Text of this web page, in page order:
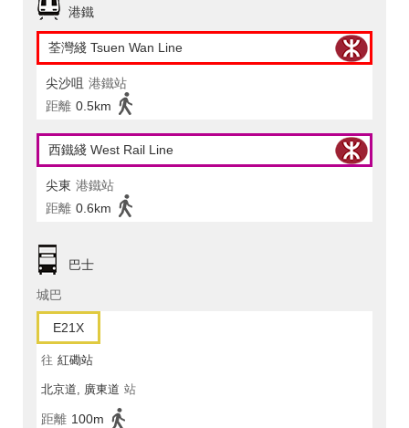
港鐵
荃灣綫 Tsuen Wan Line
尖沙咀 港鐵站
距離 0.5km
西鐵綫 West Rail Line
尖東 港鐵站
距離 0.6km
巴士
城巴
E21X
往 紅磡站
北京道, 廣東道 站
距離 100m